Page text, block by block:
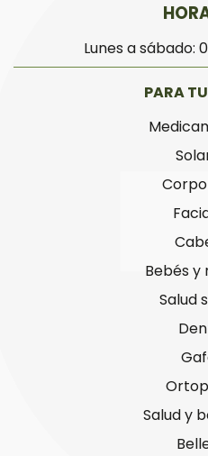
Lunes a sábado:
PARA
Bebés y
Salud
Salud y